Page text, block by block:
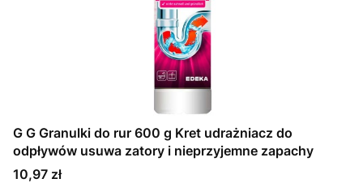
G G Granulki do rur 600 g Kret udrażniacz do
odpływów usuwa zatory i nieprzyjemne zapachy
Cena
10,97 zł